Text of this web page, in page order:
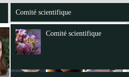
Comité scientifique
Comité scientifique